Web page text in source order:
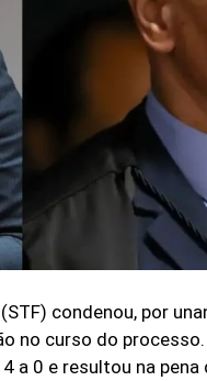
condenou, por
no curso do
a 0 e resultou na pena